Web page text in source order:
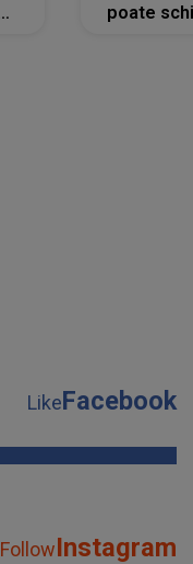
poate
LikeFacebook
FollowInstagram